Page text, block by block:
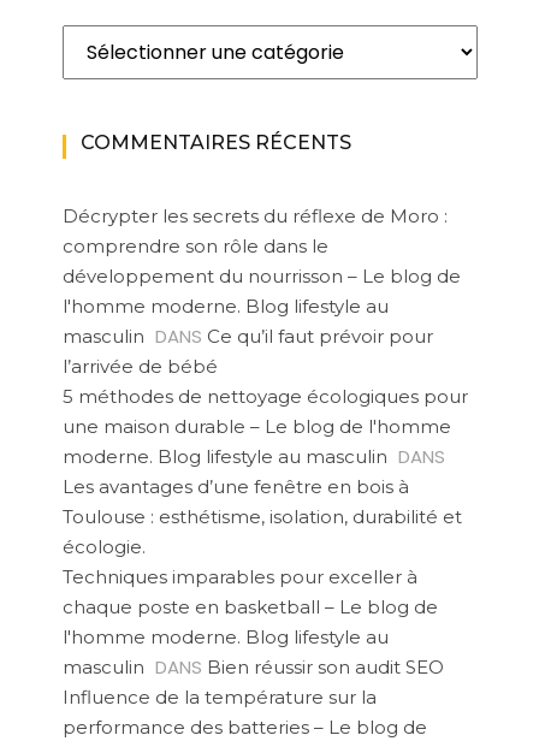
Catégories
COMMENTAIRES RÉCENTS
Décrypter les secrets du réflexe de Moro :
comprendre son rôle dans le
développement du nourrisson – Le blog de
l'homme moderne. Blog lifestyle au
masculin DANS Ce qu’il faut prévoir pour
l’arrivée de bébé
5 méthodes de nettoyage écologiques pour
une maison durable – Le blog de l'homme
moderne. Blog lifestyle au masculin DANS
Les avantages d’une fenêtre en bois à
Toulouse : esthétisme, isolation, durabilité et
écologie.
Techniques imparables pour exceller à
chaque poste en basketball – Le blog de
l'homme moderne. Blog lifestyle au
masculin DANS Bien réussir son audit SEO
Influence de la température sur la
performance des batteries – Le blog de